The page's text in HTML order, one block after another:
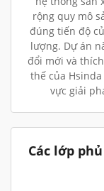
rộng quy mô
đúng tiến độ
lượng. Dự án
đổi mới và
thế của
vực giải
Các lớp